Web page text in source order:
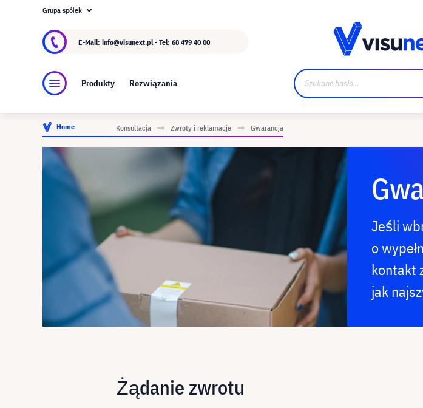
O visunext.pl
Grupa spółek
E-Mail: info@visunext.pl - Tel: 68 479 40 00
Produkty Rozwiązania
Home Konsultacja Zwroty i reklamacje Gwarancja
Jeśli
o
kontakt
jak
Żądanie zwrotu